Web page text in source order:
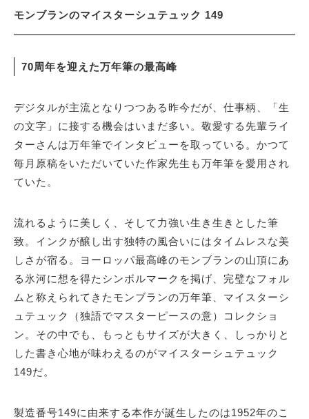
モンブランのマイスターシュテュック 149
70周年を迎えた万年筆の最高峰
デジタルが主流となりつつある昨今だが、仕事柄、「生
の文字」に接する機会はいまだ多い。敬愛する先輩ライ
ターさんは万年筆でインタビューを取っている。かつて
毎月原稿をいただいていた作家先生も万年筆を愛用され
ていた。
流れるように美しく、そして力強い生き生きとした筆
致。インクが醸し出す独特の風合いにはタイムレスな美
しさが宿る。ヨーロッパ最高峰のモンブランの山頂にあ
る氷河に想を得たシンボルマークを掲げ、完璧なフォル
ムと称えられてきたモンブランの万年筆、マイスターシ
ュテュック（独語でマスターピースの意）コレクショ
ン。その中でも、もっともサイズが大きく、しっかりと
した書き心地が味わえるのがマイスターシュテュック
149だ。
製造番号149に由来する本作が誕生したのは1952年のこ